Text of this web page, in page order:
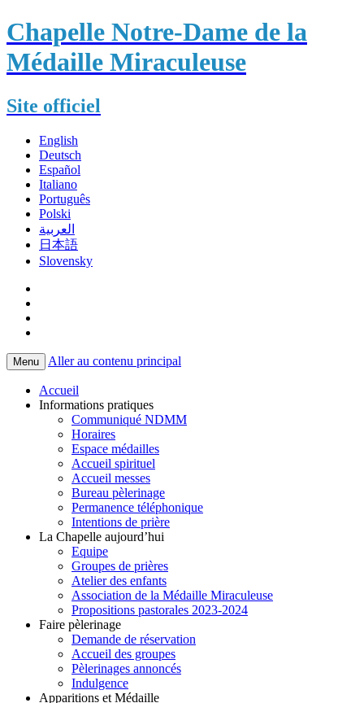
Chapelle Notre-Dame de la
Médaille Miraculeuse
Site officiel
English
Deutsch
Español
Italiano
Português
Polski
العربية
日本語
Slovensky
Menu Aller au contenu principal
Accueil
Informations pratiques
Communiqué NDMM
Horaires
Espace médailles
Accueil spirituel
Accueil messes
Bureau pèlerinage
Permanence téléphonique
Intentions de prière
La Chapelle aujourd’hui
Equipe
Groupes de prières
Atelier des enfants
Association de la Médaille Miraculeuse
Propositions pastorales 2023-2024
Faire pèlerinage
Demande de réservation
Accueil des groupes
Pèlerinages annoncés
Indulgence
Apparitions et Médaille